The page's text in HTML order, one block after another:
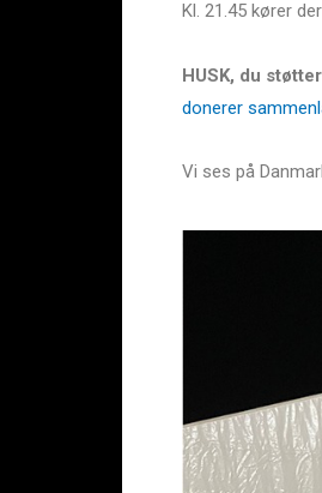
Kl. 21.45 kører
HUSK, du
donerer
Vi ses på